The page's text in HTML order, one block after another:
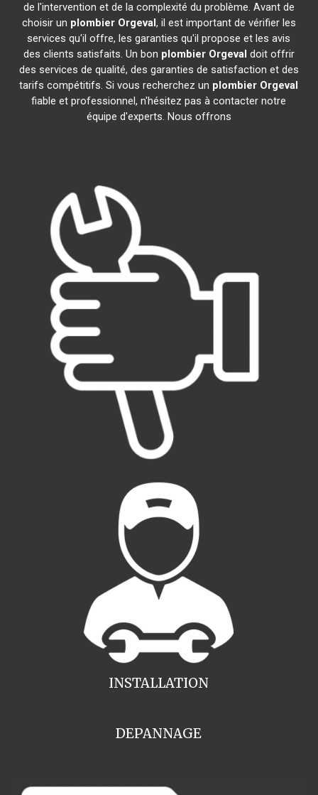
de l'intervention et de la complexité du problème. Avant de
choisir un plombier Orgeval, il est important de vérifier les
services qu'il offre, les garanties qu'il propose et les avis
des clients satisfaits. Un bon plombier Orgeval doit offrir
des services de qualité, des garanties de satisfaction et des
tarifs compétitifs. Si vous recherchez un plombier Orgeval
fiable et professionnel, n'hésitez pas à contacter notre
équipe d'experts. Nous offrons
INSTALLATION
DEPANNAGE